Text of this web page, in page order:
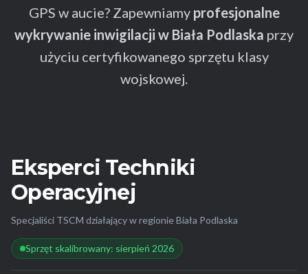
GPS w aucie? Zapewniamy profesjonalne
wykrywanie inwigilacji w Biała Podlaska przy
użyciu certyfikowanego sprzętu klasy
wojskowej.
Eksperci Techniki
Operacyjnej
Specjaliści TSCM działający w regionie Biała Podlaska
Sprzęt skalibrowany: sierpień 2026